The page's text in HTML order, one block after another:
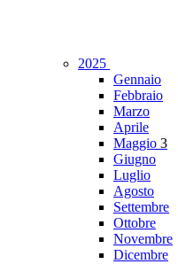
2025
Gennaio
Febbraio
Marzo
Aprile
Maggio 3
Giugno
Luglio
Agosto
Settembre
Ottobre
Novembre
Dicembre